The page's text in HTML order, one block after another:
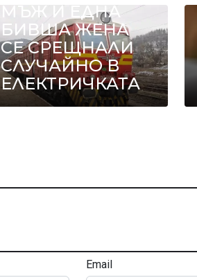
МЪЖ И ЕДНА
БИВША ЖЕНА
СЕ СРЕЩНАЛИ
СЛУЧАЙНО В
ЕЛЕКТРИЧКАТА
Email